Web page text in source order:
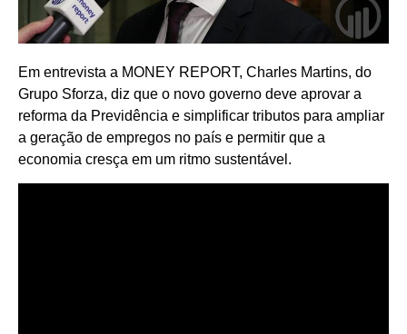
Em entrevista a MONEY REPORT, Charles Martins, do
Grupo Sforza, diz que o novo governo deve aprovar a
reforma da Previdência e simplificar tributos para ampliar
a geração de empregos no país e permitir que a
economia cresça em um ritmo sustentável.